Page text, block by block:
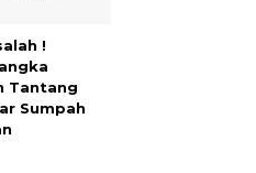
!
Tantang
Sumpah